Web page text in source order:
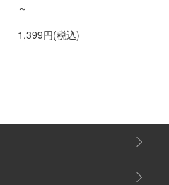
～
1,399円(税込)